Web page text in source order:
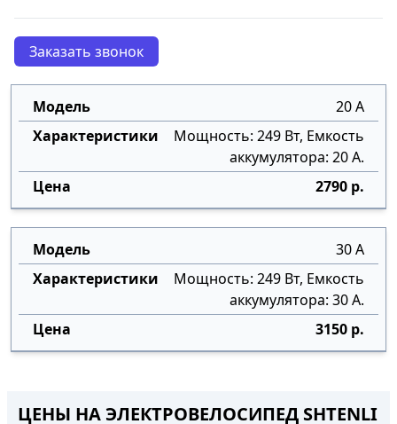
Заказать звонок
20 А
Мощность: 249 Вт, Емкость
аккумулятора: 20 А.
2790 р.
30 А
Мощность: 249 Вт, Емкость
аккумулятора: 30 А.
3150 р.
ЦЕНЫ НА ЭЛЕКТРОВЕЛОСИПЕД SHTENLI